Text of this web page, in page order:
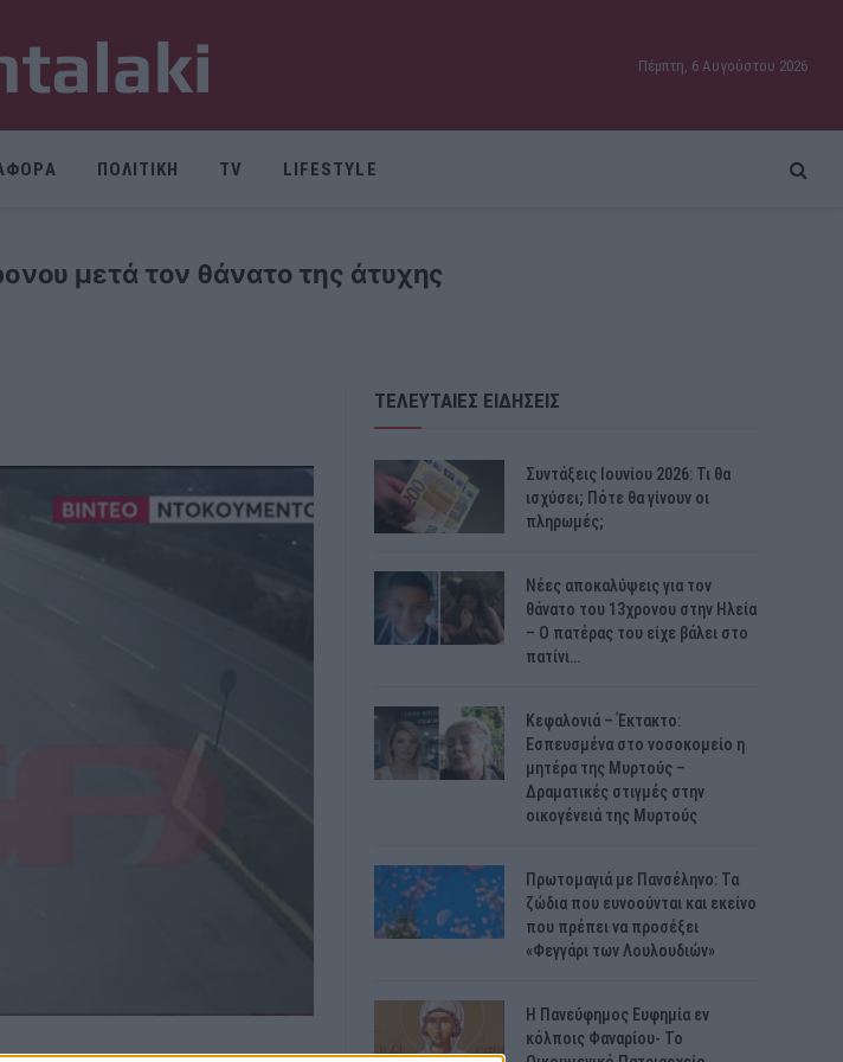
Πέμπτη, 6 Αυγούστου 2026
ΠΟΛΙΤΙΚΗ TV LIFESTYLE
μετά τον θάνατο της άτυχης
ΤΕΛΕΥΤΑΙΕΣ ΕΙΔΗΣΕΙΣ
Συντάξεις Ιουνίου 2026: Τι θα
ισχύσει; Πότε θα γίνουν οι
πληρωμές;
Νέες αποκαλύψεις για τον
θάνατο του 13χρονου στην Ηλεία
– Ο πατέρας του είχε βάλει στο
πατίνι…
Κεφαλονιά – Έκτακτο:
Εσπευσμένα στο νοσοκομείο η
μητέρα της Μυρτούς –
Δραματικές στιγμές στην
οικογένειά της Μυρτούς
Πρωτομαγιά με Πανσέληνο: Τα
ζώδια που ευνοούνται και εκείνο
που πρέπει να προσέξει
«Φεγγάρι των Λουλουδιών»
H Πανεύφημος Ευφημία εν
κόλποις Φαναρίου- Το